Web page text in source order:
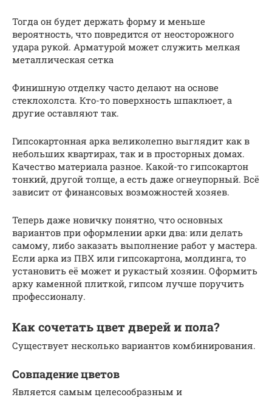
Тогда он будет держать форму и меньше
вероятность, что повредится от неосторожного
удара рукой. Арматурой может служить мелкая
металлическая сетка
Финишную отделку часто делают на основе
стеклохолста. Кто-то поверхность шпаклюет, а
другие оставляют так.
Гипсокартонная арка великолепно выглядит как в
небольших квартирах, так и в просторных домах.
Качество материала разное. Какой-то гипсокартон
тонкий, другой толще, а есть даже огнеупорный. Всё
зависит от финансовых возможностей хозяев.
Теперь даже новичку понятно, что основных
вариантов при оформлении арки два: или делать
самому, либо заказать выполнение работ у мастера.
Если арка из ПВХ или гипсокартона, молдинга, то
установить её может и рукастый хозяин. Оформить
арку каменной плиткой, гипсом лучше поручить
профессионалу.
Как сочетать цвет дверей и пола?
Существует несколько вариантов комбинирования.
Совпадение цветов
Является самым целесообразным и